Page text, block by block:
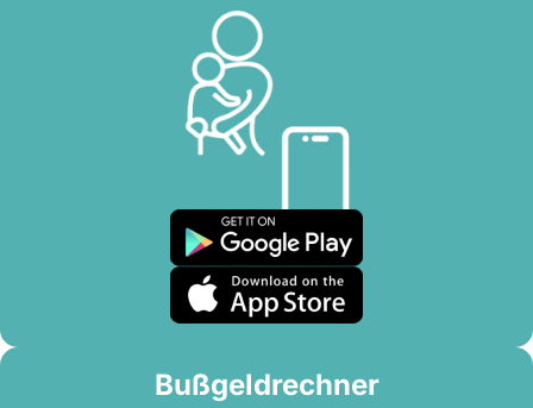
Bußgeldrechner